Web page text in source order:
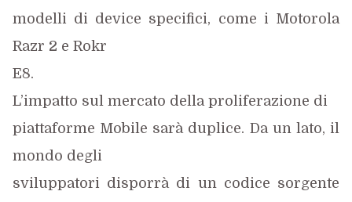
modelli di device specifici, come i Motorola
Razr 2 e Rokr
E8.
L’impatto sul mercato della proliferazione di
piattaforme Mobile sarà duplice. Da un lato, il
mondo degli
sviluppatori disporrà di un codice sorgente